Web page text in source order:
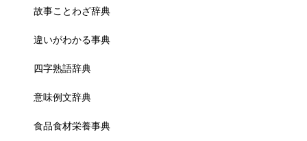
故事ことわざ辞典
違いがわかる事典
四字熟語辞典
意味例文辞典
食品食材栄養事典